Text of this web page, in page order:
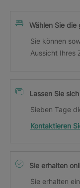
Wählen Sie die
Sie können
Aussicht Ihres
Lassen Sie
Sieben Tage
Kontaktieren
Sie erhalten
Sie erhalten